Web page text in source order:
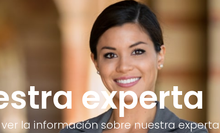
experta
la información sobre nuestra experta